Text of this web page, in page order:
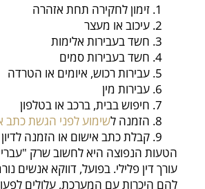
זימון לחקירה תחת אזהרה
עיכוב או מעצר
חשד בעבירות אלימות
חשד בעבירות סמים
עבירות רכוש, איומים או הטרדה
עבירות מין
חיפוש בבית, ברכב או בטלפון
הזמנה לשימוע לפני הגשת כתב
קבלת כתב אישום או הזמנה לדיון
הטעות הנפוצה היא לחשוב שרק
עורך דין פלילי. בפועל, דווקא אנשים
להם היכרות עם המערכת, עלולים